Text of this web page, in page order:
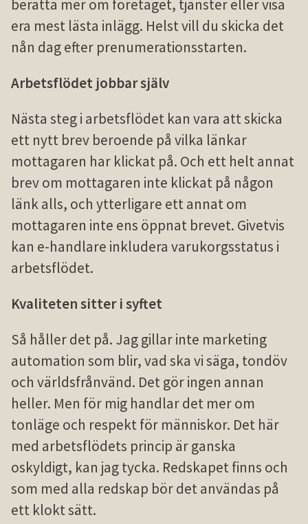
berätta mer om företaget, tjänster eller visa
era mest lästa inlägg. Helst vill du skicka det
nån dag efter prenumerationsstarten.
Arbetsflödet jobbar själv
Nästa steg i arbetsflödet kan vara att skicka
ett nytt brev beroende på vilka länkar
mottagaren har klickat på. Och ett helt annat
brev om mottagaren inte klickat på någon
länk alls, och ytterligare ett annat om
mottagaren inte ens öppnat brevet. Givetvis
kan e-handlare inkludera varukorgsstatus i
arbetsflödet.
Kvaliteten sitter i syftet
Så håller det på. Jag gillar inte marketing
automation som blir, vad ska vi säga, tondöv
och världsfrånvänd. Det gör ingen annan
heller. Men för mig handlar det mer om
tonläge och respekt för människor. Det här
med arbetsflödets princip är ganska
oskyldigt, kan jag tycka. Redskapet finns och
som med alla redskap bör det användas på
ett klokt sätt.